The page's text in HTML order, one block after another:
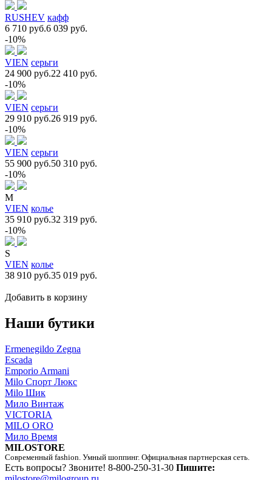
RUSHEV кафф
6 710 руб.6 039 руб.
-10%
VIEN серьги
24 900 руб.22 410 руб.
-10%
VIEN серьги
29 910 руб.26 919 руб.
-10%
VIEN серьги
55 900 руб.50 310 руб.
-10%
M
VIEN колье
35 910 руб.32 319 руб.
-10%
S
VIEN колье
38 910 руб.35 019 руб.
Добавить в корзину
Наши бутики
Ermenegildo Zegna
Escada
Emporio Armani
Milo Спорт Люкс
Milo Шик
Мило Винтаж
VICTORIA
MILO ORO
Мило Время
MILOSTORE
Современный fashion. Умный шоппинг. Официальная партнерская сеть.
Есть вопросы? Звоните! 8-800-250-31-30 Пишите: